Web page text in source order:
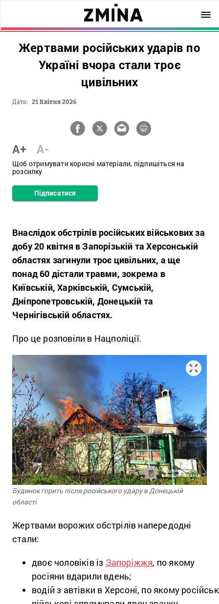
Жертвами російських ударів по
Україні вчора стали троє
цивільних
Дата: 21 Квітня 2026
A+ A-
Щоб отримувати корисні матеріали, підпишіться на
розсилку
Підписатися
Внаслідок обстрілів російських військових за
добу 20 квітня в Запорізькій та Херсонській
областях загинули троє цивільних, а ще
понад 60 дістали травми, зокрема в
Київській, Харківській, Сумській,
Дніпропетровській, Донецькій та
Чернігівській областях.
Про це розповіли в Нацполіції.
Будинок горить після російського удару в Донецькій
області
Жертвами ворожих обстрілів напередодні
стали:
двоє чоловіків із Запоріжжя, по якому
росіяни вдарили вдень;
водій з автівки в Херсоні, по якому